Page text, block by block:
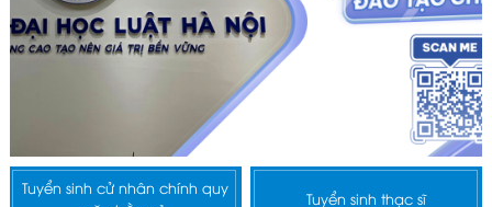
Tuyển sinh cử nhân chính quy
Tuyển sinh thạc sĩ